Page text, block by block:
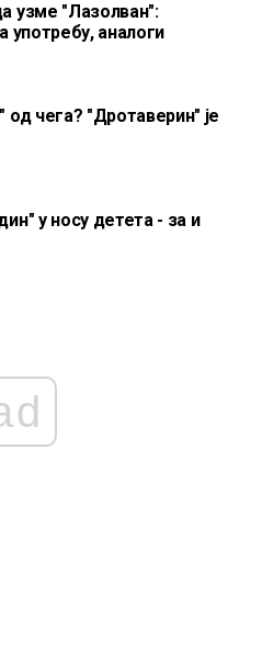
узме "Лазолван":
употребу, аналоги
од чега? "Дротаверин" је
у носу детета - за и